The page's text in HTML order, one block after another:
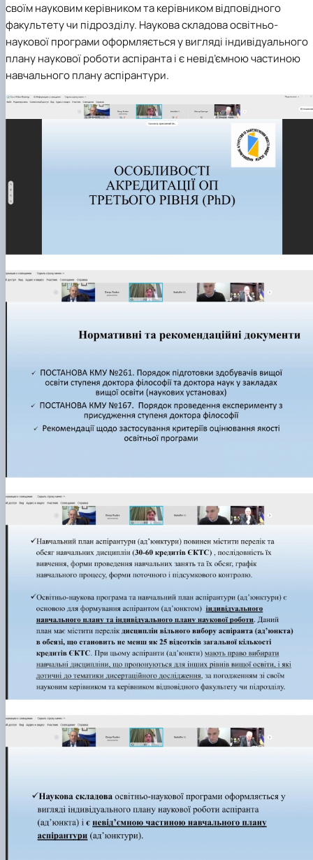
своїм науковим керівником та керівником відповідного
факультету чи підрозділу. Наукова складова освітньо-
наукової програми оформляється у вигляді індивідуального
плану наукової роботи аспіранта і є невід’ємною частиною
навчального плану аспірантури.